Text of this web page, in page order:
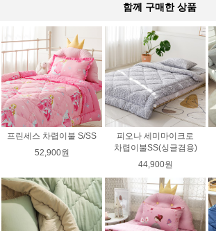
함께 구매한 상품
프린세스 차렵이불 S/SS
52,900원
피오나 세미마이크로
차렵이불SS(싱글겸용)
44,900원